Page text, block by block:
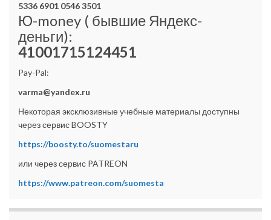
5336 6901 0546 3501
Ю-money ( бывшие Яндекс-
деньги):
41001715124451
Pay-Pal:
varma@yandex.ru
Некоторая эксклюзивные учебные материалы доступны
через сервис BOOSTY
https://boosty.to/suomestaru
или через сервис PATREON
https://www.patreon.com/suomesta